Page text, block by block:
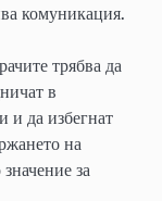
комуникация.
трябва да
в
и да избегнат
на
за